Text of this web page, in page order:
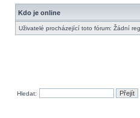
Kdo je online
Uživatelé procházející toto fórum: Žádní
Hledat: